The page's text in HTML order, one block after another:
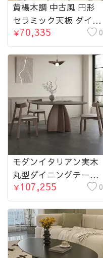
黄楊木調 中古風 円形
セラミック天板 ダイニ
ングテーブル ステンレ
ス脚 リビング向け hjj-
3672
￥70,335 0
モダンイタリアン実木
丸型ダイニングテーブ
ル マットセラミック天
板 ターンテーブル付き
hagst-3405
￥107,255 0